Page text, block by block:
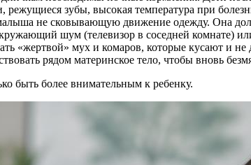
зубы, высокая температура при
не сковывающую движение одежду. Она
шум (телевизор в соседней комнате)
«жертвой» мух и комаров, которые кусают и не
рядом материнское тело, чтобы вновь
быть более внимательным к ребенку.